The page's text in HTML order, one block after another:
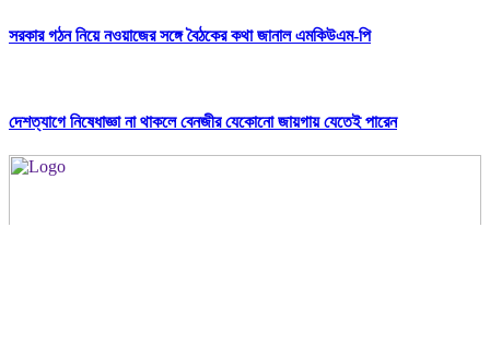
সরকার গঠন নিয়ে নওয়াজের সঙ্গে বৈঠকের কথা জানাল এমকিউএম-পি
দেশত্যাগে নিষেধাজ্ঞা না থাকলে বেনজীর যেকোনো জায়গায় যেতেই পারেন